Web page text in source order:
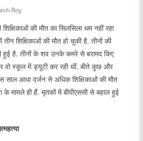
Roy
की मौत का सिलसिला थम नहीं रहा
शिक्षिकाओं की मौत हो चुकी है. तीनों की
हुई है. तीनों के शव उनके कमरे से बरामद किए
वो स्कूल में ड्यूटी कर रही थीं. बीते कुछ और
साल आधा दर्जन से अधिक शिक्षिकाओं की मौत
के मामले ही हैं. मृतकों में बीपीएससी से बहाल हुई